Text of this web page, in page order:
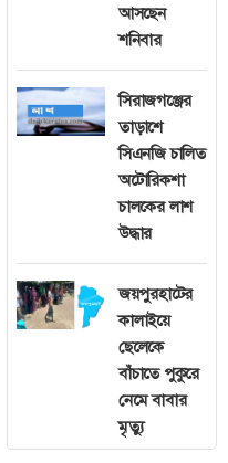
আসছেন
শনিবার
সিরাজগঞ্জের
তাড়াশে
সিএনজি চালিত
অটোরিকশা
চালকের লাশ
উদ্ধার
জয়পুরহাটের
কালাইয়ে
ছেলেকে
বাঁচাতে পুকুরে
নেমে বাবার
মৃত্যু